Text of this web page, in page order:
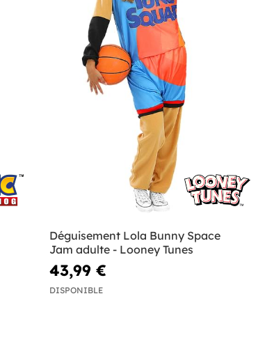
Déguisement Lola Bunny Space
Jam adulte - Looney Tunes
43,99 €
DISPONIBLE